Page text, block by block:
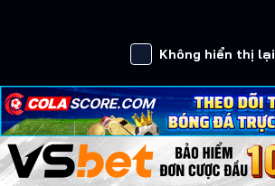
Không hiển thị lại